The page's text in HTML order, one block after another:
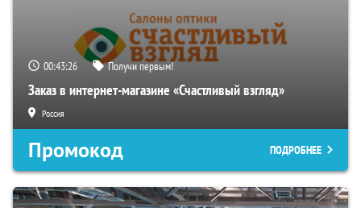
00:43:25 Получи первым!
Заказ в интернет-магазине «Счастливый взгляд»
Россия
Промокод ПОДРОБНЕЕ